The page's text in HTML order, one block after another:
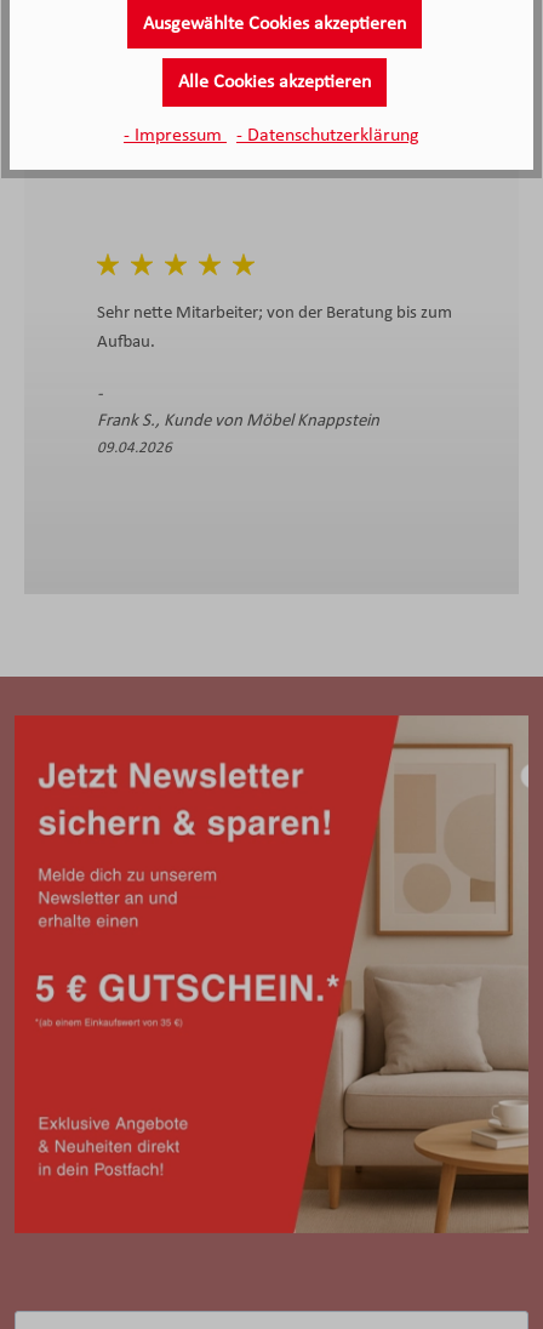
2138 Bewertungen
4.4/5.0 4.4
Durchschnittliche Bewertung
Sehr nette Mitarbeiter; von der Beratung bis zum
Aufbau.
Frank S., Kunde von Möbel Knappstein
09.04.2026
Ausgewählte Cookies akzeptieren
Alle Cookies akzeptieren
- Impressum - Datenschutzerklärung